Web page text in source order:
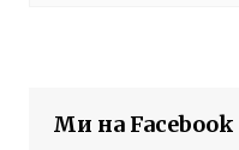
Ми на Facebook